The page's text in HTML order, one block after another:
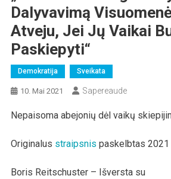
Dalyvavimą
Atveju, Jei Jų Vaikai
Paskiepyti“
Demokratija Sveikata
10. Mai 2021 Sapereaude
Nepaisoma abejonių dėl vaikų
Originalus straipsnis paskelbtas 2021
Boris Reitschuster – Išversta su